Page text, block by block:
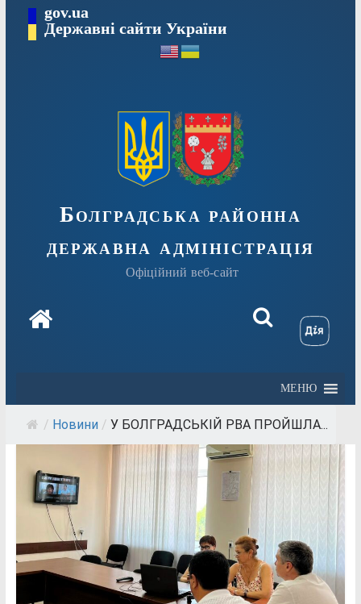
Перейтиgov.ua
Державні сайти України
Болградська районна
державна адміністрація
Офіційний веб-сайт
МЕНЮ
/ Новини / У БОЛГРАДСЬКІЙ РВА ПРОЙШЛА...